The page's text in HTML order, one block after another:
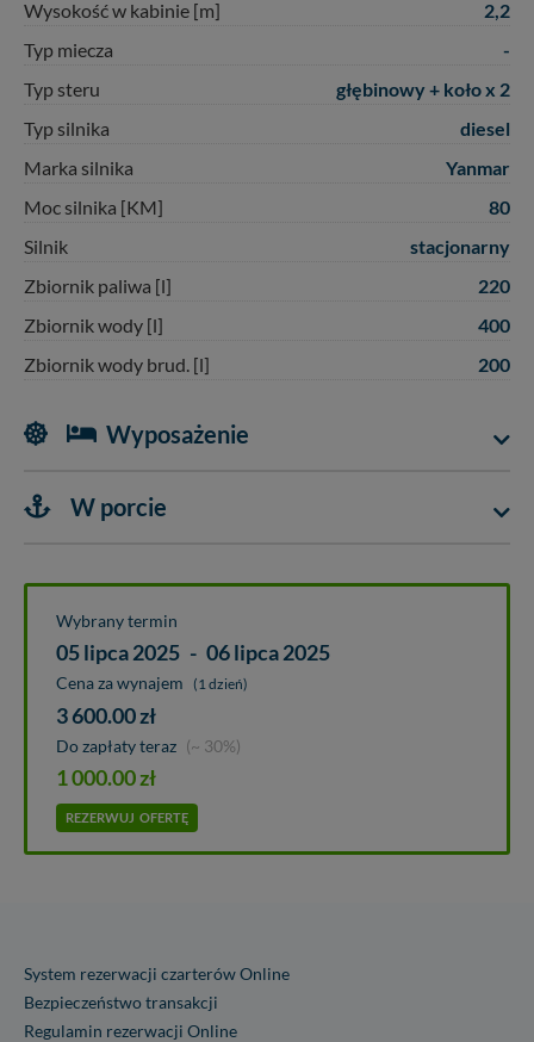
Wysokość w kabinie [m]
2,2
Typ miecza
-
Typ steru
głębinowy + koło x 2
Typ silnika
diesel
Marka silnika
Yanmar
Moc silnika [KM]
80
Silnik
stacjonarny
Zbiornik paliwa [l]
220
Zbiornik wody [l]
400
Zbiornik wody brud. [l]
200
Wyposażenie
W porcie
Wybrany termin
05 lipca 2025 - 06 lipca 2025
Cena za wynajem (1 dzień)
3 600.00zł
Do zapłaty teraz (~ 30%)
1 000.00zł
REZERWUJ OFERTĘ
System rezerwacji czarterów Online
Bezpieczeństwo transakcji
Regulamin rezerwacji Online
zabronić ich przetwarzania. Pamiętaj jednak, że nie
praw w odniesieniu do informacji zawartych w plikach
cookies. Twoja przeglądarka umożliwia Ci skasowanie
tych plików - w pewnych przypadkach nie możemy tego
zrobić za Ciebie.
Dziękujemy, i życzmy miłego odkrywania Mazur na